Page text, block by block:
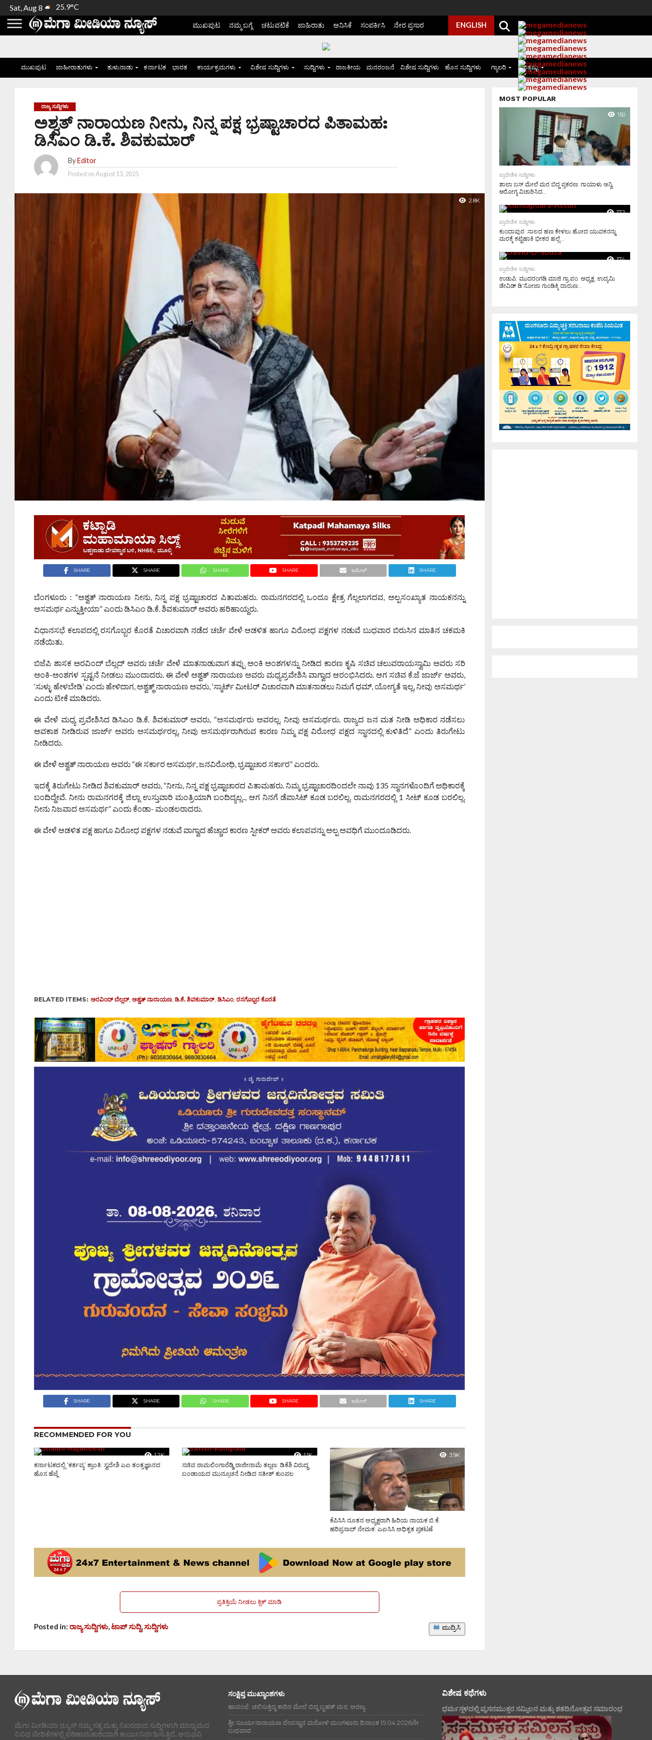
Sat, Aug 8 25.9°C
ಮುಖಪುಟ ನಮ್ಮ ಬಗ್ಗೆ ಚಟುವಟಿಕೆ ಜಾಹಿರಾತು ಅನಿಸಿಕೆ ಸಂಪರ್ಕಿಸಿ ನೇರ ಪ್ರಸಾರ ENGLISH
ಮುಖಪುಟ ಜಾಹೀರಾತುಗಳು ತುಳುನಾಡು ಕರ್ನಾಟಕ ಭಾರತ ಕಾರ್ಯಕ್ರಮಗಳು ವಿಶೇಷ ಸುದ್ದಿಗಳು ಸುದ್ದಿಗಳು ರಾಜಕೀಯ ಮನರಂಜನೆ ವಿಶೇಷ ಸುದ್ದಿಗಳು ಹೊಸ ಸುದ್ದಿಗಳು ಗ್ಯಾಲರಿ ಮತ್ತಷ್ಟು
ರಾಜ್ಯ ಸುದ್ದಿಗಳು
ಅಶ್ವತ್ ನಾರಾಯಣ ನೀನು, ನಿನ್ನ ಪಕ್ಷ ಭ್ರಷ್ಟಾಚಾರದ ಪಿತಾಮಹ:
ಡಿಸಿಎಂ ಡಿ.ಕೆ. ಶಿವಕುಮಾರ್
By Editor
Posted on August 13, 2025
2.8K
SHARE SHARE SHARE SHARE ಇಮೇಲ್ SHARE
ಬೆಂಗಳೂರು : “ಅಶ್ವತ್ ನಾರಾಯಣ ನೀನು, ನಿನ್ನ ಪಕ್ಷ ಭ್ರಷ್ಟಾಚಾರದ ಪಿತಾಮಹರು. ರಾಮನಗರದಲ್ಲಿ ಒಂದೂ ಕ್ಷೇತ್ರ ಗೆಲ್ಲಲಾಗದವ, ಅಲ್ಪಸಂಖ್ಯಾತ ನಾಯಕನನ್ನು
ಅಸಮರ್ಥ ಎನ್ನುತ್ತೀಯಾ” ಎಂದು ಡಿಸಿಎಂ ಡಿ.ಕೆ. ಶಿವಕುಮಾರ್ ಅವರು ಹರಿಹಾಯ್ದರು.
ವಿಧಾನಸಭೆ ಕಲಾಪದಲ್ಲಿ ರಸಗೊಬ್ಬರ ಕೊರತೆ ವಿಚಾರವಾಗಿ ನಡೆದ ಚರ್ಚೆ ವೇಳೆ ಆಡಳಿತ ಹಾಗೂ ವಿರೋಧ ಪಕ್ಷಗಳ ನಡುವೆ ಬುಧವಾರ ಬಿರುಸಿನ ಮಾತಿನ ಚಕಮಕಿ
ನಡೆಯಿತು.
ಬಿಜೆಪಿ ಶಾಸಕ ಅರವಿಂದ್ ಬೆಲ್ಲದ್ ಅವರು ಚರ್ಚೆ ವೇಳೆ ಮಾತನಾಡುವಾಗ ತಪ್ಪು ಅಂಕಿ ಅಂಶಗಳನ್ನು ನೀಡಿದ ಕಾರಣ ಕೃಷಿ ಸಚಿವ ಚಲುವರಾಯಸ್ವಾಮಿ ಅವರು ಸರಿ
ಅಂಕಿ-ಅಂಶಗಳ ಸ್ಪಷ್ಟನೆ ನೀಡಲು ಮುಂದಾದರು. ಈ ವೇಳೆ ಅಶ್ವತ್ ನಾರಾಯಣ ಅವರು ಮಧ್ಯಪ್ರವೇಶಿಸಿ ವಾಗ್ವಾದ ಆರಂಭಿಸಿದರು. ಆಗ ಸಚಿವ ಕೆ.ಜೆ ಜಾರ್ಜ್ ಅವರು,
‘ಸುಳ್ಳು ಹೇಳಬೇಡಿ’ ಎಂದು ಹೇಳಿದಾಗ, ಅಶ್ವತ್ಥ್ ನಾರಾಯಣ ಅವರು, ‘ಸ್ಮಾರ್ಟ್ ಮೀಟರ್ ವಿಚಾರವಾಗಿ ಮಾತನಾಡಲು ನಿಮಗೆ ಧಮ್, ಯೋಗ್ಯತೆ ಇಲ್ಲ, ನೀವು ಅಸಮರ್ಥ’
ಎಂದು ಟೀಕೆ ಮಾಡಿದರು.
ಈ ವೇಳೆ ಮಧ್ಯ ಪ್ರವೇಶಿಸಿದ ಡಿಸಿಎಂ ಡಿ.ಕೆ. ಶಿವಕುಮಾರ್ ಅವರು, “ಅಸಮರ್ಥರು ಅವರಲ್ಲ. ನೀವು ಅಸಮರ್ಥರು. ರಾಜ್ಯದ ಜನ ಮತ ನೀಡಿ ಅಧಿಕಾರ ನಡೆಸಲು
ಅವಕಾಶ ನೀಡಿರುವ ಜಾರ್ಜ್ ಅವರು ಅಸಮರ್ಥರಲ್ಲ, ನೀವು ಅಸಮರ್ಥರಾಗಿರುವ ಕಾರಣ ನಿಮ್ಮ ಪಕ್ಷ ವಿರೋಧ ಪಕ್ಷದ ಸ್ಥಾನದಲ್ಲಿ ಕುಳಿತಿದೆ” ಎಂದು ತಿರುಗೇಟು
ನೀಡಿದರು.
ಈ ವೇಳೆ ಅಶ್ವತ್ ನಾರಾಯಣ ಅವರು “ಈ ಸರ್ಕಾರ ಅಸಮರ್ಥ, ಜನವಿರೋಧಿ, ಭ್ರಷ್ಟಾಚಾರ ಸರ್ಕಾರ” ಎಂದರು.
ಇದಕ್ಕೆ ತಿರುಗೇಟು ನೀಡಿದ ಶಿವಕುಮಾರ್ ಅವರು, “ನೀನು, ನಿನ್ನ ಪಕ್ಷ ಭ್ರಷ್ಟಾಚಾರದ ಪಿತಾಮಹರು. ನಿಮ್ಮ ಭ್ರಷ್ಟಾಚಾರದಿಂದಲೇ ನಾವು 135 ಸ್ಥಾನಗಳೊಂದಿಗೆ ಅಧಿಕಾರಕ್ಕೆ
ಬಂದಿದ್ದೇವೆ. ನೀನು ರಾಮನಗರಕ್ಕೆ ಜಿಲ್ಲಾ ಉಸ್ತುವಾರಿ ಮಂತ್ರಿಯಾಗಿ ಬಂದಿದ್ಯಲ್ಲ.., ಆಗ ನಿನಗೆ ಡೆಪಾಸಿಟ್ ಕೂಡ ಬರಲಿಲ್ಲ. ರಾಮನಗರದಲ್ಲಿ 1 ಸೀಟ್ ಕೂಡ ಬರಲಿಲ್ಲ.
ನೀನು ನಿಜವಾದ ಅಸಮರ್ಥ” ಎಂದು ಕೆಂಡಾ- ಮಂಡಲರಾದರು.
ಈ ವೇಳೆ ಆಡಳಿತ ಪಕ್ಷ ಹಾಗೂ ವಿರೋಧ ಪಕ್ಷಗಳ ನಡುವೆ ವಾಗ್ವಾದ ಹೆಚ್ಚಾದ ಕಾರಣ ಸ್ಪೀಕರ್ ಅವರು ಕಲಾಪವನ್ನು ಅಲ್ಪ ಅವಧಿಗೆ ಮುಂದೂಡಿದರು.
RELATED ITEMS: ಅರವಿಂದ್ ಬೆಲ್ಲದ್,ಅಶ್ವತ್ ನಾರಾಯಣ ,ಡಿ.ಕೆ. ಶಿವಕುಮಾರ್ ,ಡಿಸಿಎಂ,ರಸಗೊಬ್ಬರ ಕೊರತೆ
SHARE SHARE SHARE SHARE ಇಮೇಲ್ SHARE
RECOMMENDED FOR YOU
1.2K
ಕರ್ನಾಟಕದಲ್ಲಿ ‘ಕರ್ತವ್ಯ’ ಕ್ರಾಂತಿ: ಸ್ವದೇಶಿ ಎಐ ತಂತ್ರಜ್ಞಾನದ
ಹೊಸ ಹೆಜ್ಜೆ
1.1K
ಸಚಿವ ರಾಮಲಿಂಗಾರೆಡ್ಡಿ ರಾಜೀನಾಮೆ ತಲ್ಲಣ: ಡಿಕೆಶಿ ವಿರುದ್ಧ
ಬಂಡಾಯದ ಮುನ್ಸೂಚನೆ ನೀಡಿದ ಸತೀಶ್ ಕುಂಪಲ
3.9K
ಕೆಪಿಸಿಸಿ ನೂತನ ಅಧ್ಯಕ್ಷರಾಗಿ ಹಿರಿಯ ನಾಯಕ ಬಿ.ಕೆ.
ಹರಿಪ್ರಸಾದ್ ನೇಮಕ: ಎಐಸಿಸಿ ಅಧಿಕೃತ ಪ್ರಕಟಣೆ
ಪ್ರತಿಕ್ರಿಯೆ ನೀಡಲು ಕ್ಲಿಕ್ ಮಾಡಿ
Posted in:ರಾಜ್ಯ ಸುದ್ದಿಗಳು,ಟಾಪ್ ಸುದ್ದಿ,ಸುದ್ದಿಗಳು ಮುದ್ರಿಸಿ
MOST POPULAR
150
ಪ್ರಾದೇಶಿಕ ಸುದ್ದಿಗಳು
ಶಾಲಾ ಬಸ್ ಮೇಲೆ ಮರ ಬಿದ್ದ ಪ್ರಕರಣ: ಗಾಯಾಳು ಅನ್ವಿ
ಆರೋಗ್ಯ ವಿಚಾರಿಸಿದ...
172
ಪ್ರಾದೇಶಿಕ ಸುದ್ದಿಗಳು
ಕುಂದಾಪುರ: ಸಾಲದ ಹಣ ಕೇಳಲು ಹೋದ ಯುವಕನನ್ನು
ಮರಕ್ಕೆ ಕಟ್ಟಿಹಾಕಿ ಭೀಕರ ಹಲ್ಲೆ...
174
ಪ್ರಾದೇಶಿಕ ಸುದ್ದಿಗಳು
ಉಡುಪಿ: ಮುದರಂಗಡಿ ಮಾಜಿ ಗ್ರಾ.ಪಂ. ಅಧ್ಯಕ್ಷ, ಉದ್ಯಮಿ
ಡೇವಿಡ್ ಡಿ’ಸೋಜಾ ಗುಂಡಿಕ್ಕಿ ದಾರುಣ...
ಮೆಗಾ ಮೀಡಿಯಾ ನ್ಯೂಸ್ ನಮ್ಮ ಸತ್ಯ ಮತ್ತು ನಿಖರವಾದ ಸುದ್ದಿಗಳಾಗಿ ಮಾಧ್ಯಮದ
ವಿವಿಧ ವೇದಿಕೆಗಳಲ್ಲಿ ಪರಿಣಾಮಕಾರಿಯಾಗಿ ಕಾರ್ಯನಿರ್ವಹಿಸುತ್ತಿದೆ. ಅನುಭವಿ
ಸಂಕ್ಷಿಪ್ತ ಮುಖ್ಯಾಂಶಗಳು
ಹಾವಂಜೆ: ಚಲಿಸುತ್ತಿದ್ದ ಕಾರಿನ ಮೇಲೆ ಬಿದ್ದ ಬೃಹತ್ ಮರ; ಅರಣ್ಯ...
ಶ್ರೀ ಸೂರ್ಯನಾರಾಯಣ ದೇವಸ್ಥಾನ ಮರೋಳಿ ಮಂಗಳೂರು ದಿನಾಂಕ 15.04.2026ನೇ
ಬುಧವಾರ...
ವಿಶೇಷ ಕಥೆಗಳು
ಧರ್ಮಸ್ಥಳದಲ್ಲಿ ವ್ಯಸನಮುಕ್ತರ ಸಮ್ಮಿಲನ ಮತ್ತು ಶತದಿನೋತ್ಸವ ಸಮಾರಂಭ